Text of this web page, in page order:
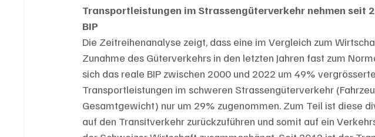
Transportleistungen im Strassengüterverkehr nehmen seit
BIP
Die Zeitreihenanalyse zeigt, dass eine im Vergleich zum
Zunahme des Güterverkehrs in den letzten Jahren fast zum
sich das reale BIP zwischen 2000 und 2022 um 49%
Transportleistungen im schweren Strassengüterverkehr
Gesamtgewicht) nur um 29% zugenommen. Zum Teil ist diese
auf den Transitverkehr zurückzuführen und somit auf ein